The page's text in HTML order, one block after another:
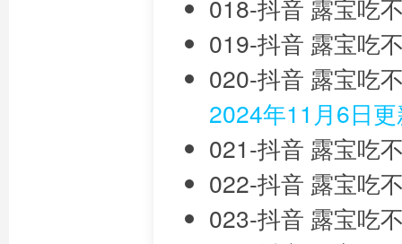
018-抖音 露宝吃
019-抖音 露宝吃
020-抖音 露宝吃
2024年11月6日
021-抖音 露宝吃
022-抖音 露宝吃
023-抖音 露宝吃